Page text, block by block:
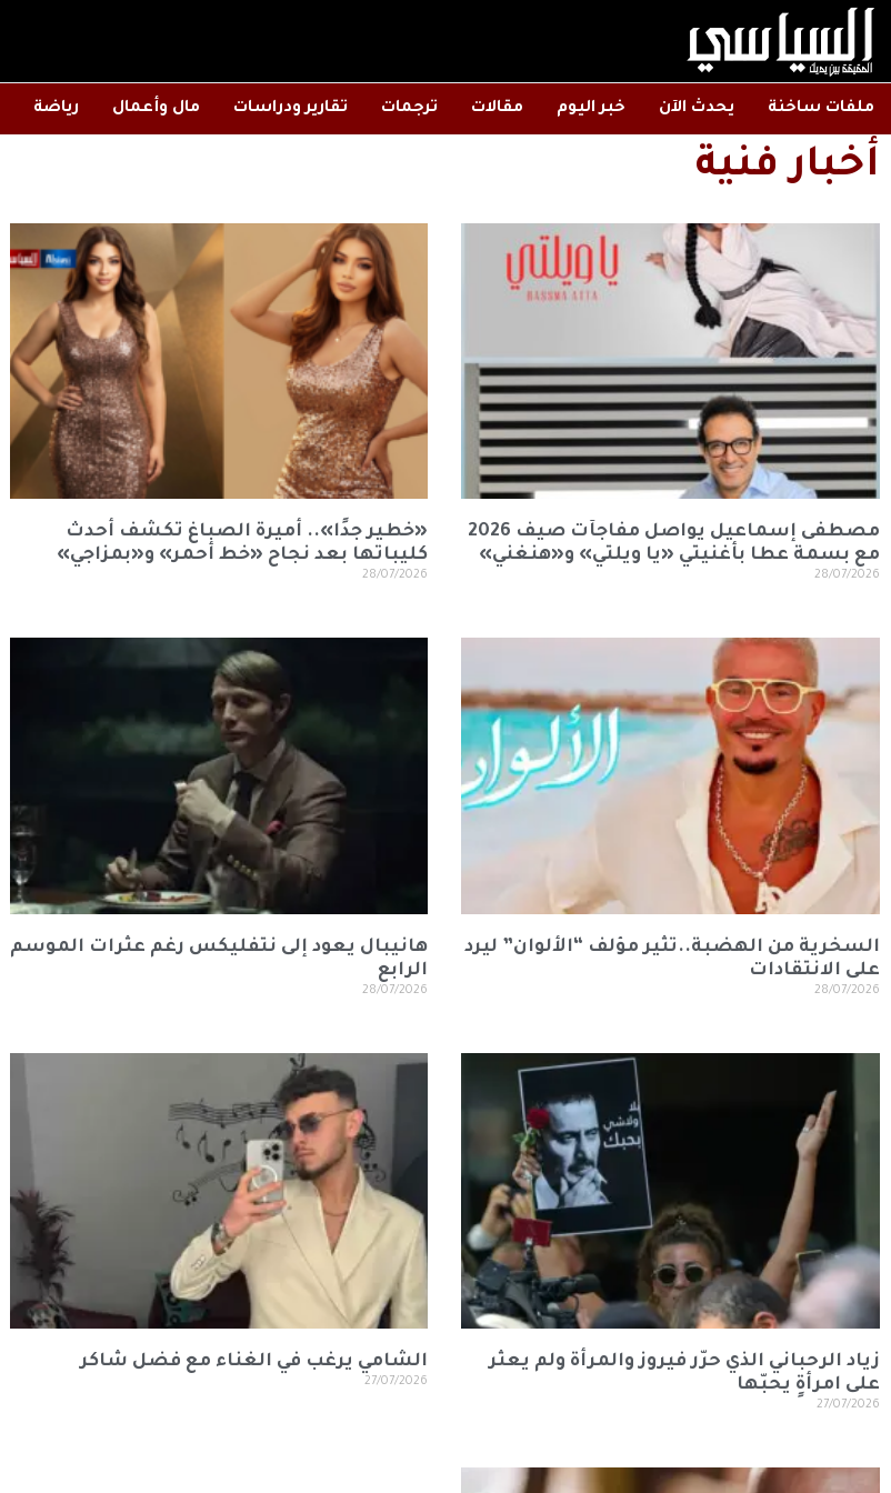
ملفات ساخنة يحدث الآن خبر اليوم مقالات ترجمات تقارير ودراسات مال وأعمال رياضة
أخبار فنية
مصطفى إسماعيل يواصل مفاجآت صيف 2026
مع بسمة عطا بأغنيتي «يا ويلتي» و«هنغني»
28/07/2026
«خطير جدًا».. أميرة الصباغ تكشف أحدث
كليباتها بعد نجاح «خط أحمر» و«بمزاجي»
28/07/2026
السخرية من الهضبة..تثير مؤلف “الألوان” ليرد
على الانتقادات
28/07/2026
هانيبال يعود إلى نتفليكس رغم عثرات الموسم
الرابع
28/07/2026
زياد الرحباني الذي حرّر فيروز والمرأة ولم يعثر
على امرأةٍ يحبّها
27/07/2026
الشامي يرغب في الغناء مع فضل شاكر
27/07/2026